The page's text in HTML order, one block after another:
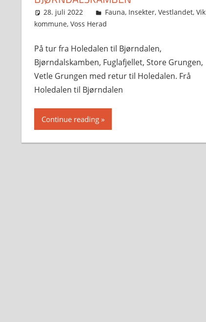
28. juli 2022 Svein
Fauna, Insekter, Vestlandet, Vik
kommune, Voss Herad
På tur fra Holedalen til Bjørndalen,
Bjørndalskamben, Fuglafjellet, Store Grungen,
Vetle Grungen med retur til Holedalen. Frå
Holedalen til Bjørndalen
Continue reading